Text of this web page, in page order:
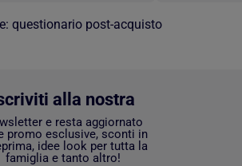
questionario post-acquisto
alla nostra
e resta aggiornato
promo esclusive, sconti in
idee look per tutta la
famiglia e tanto altro!